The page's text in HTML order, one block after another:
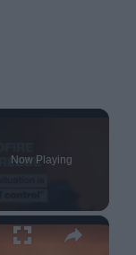
Now Playing
×